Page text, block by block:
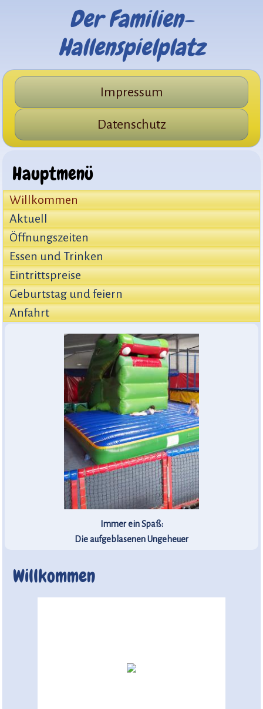
Der Familien-
Hallenspielplatz
Impressum
Datenschutz
Hauptmenü
Willkommen
Aktuell
Öffnungszeiten
Essen und Trinken
Eintrittspreise
Geburtstag und feiern
Anfahrt
Immer ein Spaß:
Die aufgeblasenen Ungeheuer
Willkommen